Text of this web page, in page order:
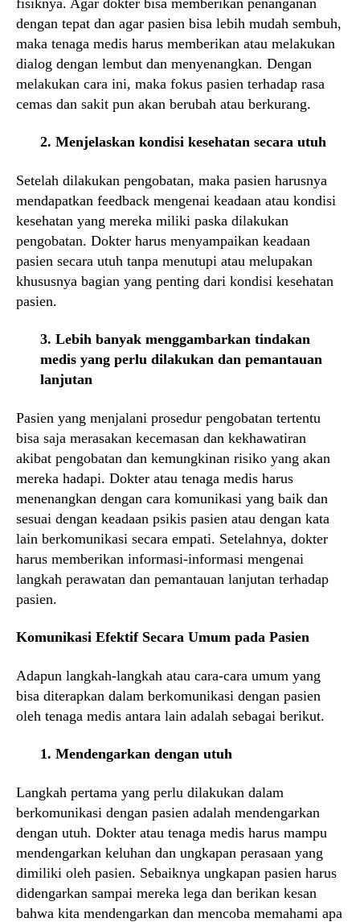
dengan tepat dan agar pasien bisa lebih mudah sembuh,
maka tenaga medis harus memberikan atau melakukan
dialog dengan lembut dan menyenangkan. Dengan
melakukan cara ini, maka fokus pasien terhadap rasa
cemas dan sakit pun akan berubah atau berkurang.
2. Menjelaskan kondisi kesehatan secara utuh
Setelah dilakukan pengobatan, maka pasien harusnya
mendapatkan feedback mengenai keadaan atau kondisi
kesehatan yang mereka miliki paska dilakukan
pengobatan. Dokter harus menyampaikan keadaan
pasien secara utuh tanpa menutupi atau melupakan
khususnya bagian yang penting dari kondisi kesehatan
pasien.
3. Lebih banyak menggambarkan tindakan
medis yang perlu dilakukan dan pemantauan
lanjutan
Pasien yang menjalani prosedur pengobatan tertentu
bisa saja merasakan kecemasan dan kekhawatiran
akibat pengobatan dan kemungkinan risiko yang akan
mereka hadapi. Dokter atau tenaga medis harus
menenangkan dengan cara komunikasi yang baik dan
sesuai dengan keadaan psikis pasien atau dengan kata
lain berkomunikasi secara empati. Setelahnya, dokter
harus memberikan informasi-informasi mengenai
langkah perawatan dan pemantauan lanjutan terhadap
pasien.
Komunikasi Efektif Secara Umum pada Pasien
Adapun langkah-langkah atau cara-cara umum yang
bisa diterapkan dalam berkomunikasi dengan pasien
oleh tenaga medis antara lain adalah sebagai berikut.
1. Mendengarkan dengan utuh
Langkah pertama yang perlu dilakukan dalam
berkomunikasi dengan pasien adalah mendengarkan
dengan utuh. Dokter atau tenaga medis harus mampu
mendengarkan keluhan dan ungkapan perasaan yang
dimiliki oleh pasien. Sebaiknya ungkapan pasien harus
didengarkan sampai mereka lega dan berikan kesan
bahwa kita mendengarkan dan mencoba memahami apa